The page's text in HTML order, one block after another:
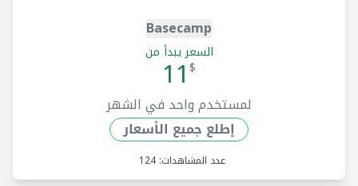
Basecamp
السعر يبدأ من
$
11
لمستخدم واحد في الشهر
إطلع جميع الأسعار
عدد المشاهدات: 124